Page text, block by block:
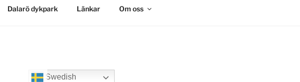
Dalarö dykpark Länkar Om oss
Swedish